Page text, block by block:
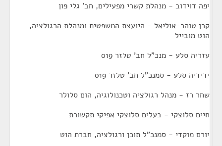
יפה דוידוב - מנהלת קשרי מפעילים, חב' גלי פון
קרן טוהר-אוליאל - היועצת המשפטית ומנהלת הרגולציה,
הוט מובייל
עזריה סלע - מנכ"ל חב' טלזר 019
ידידיה סלע - סמנכ"ל חב' טלזר 019
שחר רז - מנהל רגולציה וטכנולוגיה, הום סלולר
חיים סלוצקי - בעלים סלוצקי אפיקי תקשורת
יורם מוקדי - סמנכ"ל תוכן ורגולציה, חברת הוט